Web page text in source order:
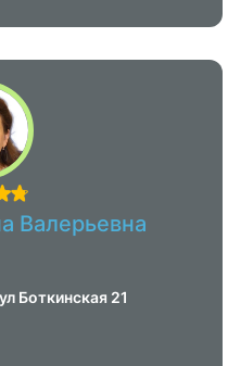
Валерьевна
Боткинская 21